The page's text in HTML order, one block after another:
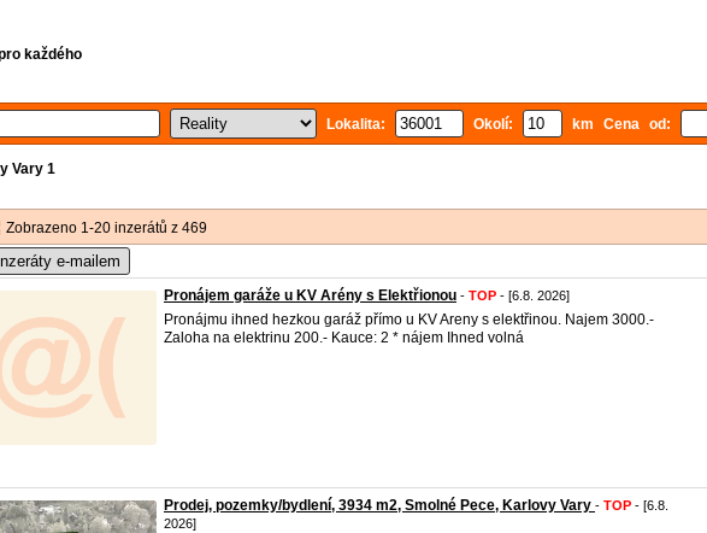
každého
Lokalita: Okolí: km Cena od:
Vary 1
Zobrazeno 1-20 inzerátů z 469
e-mailem
Pronájem garáže u KV Arény s Elektřionou - TOP - [6.8. 2026]
Pronájmu ihned hezkou garáž přímo u KV Areny s elektřinou. Najem 3000.-
Zaloha na elektrinu 200.- Kauce: 2 * nájem Ihned volná
Prodej, pozemky/bydlení, 3934 m2, Smolné Pece, Karlovy Vary - TOP - [6.8.
2026]